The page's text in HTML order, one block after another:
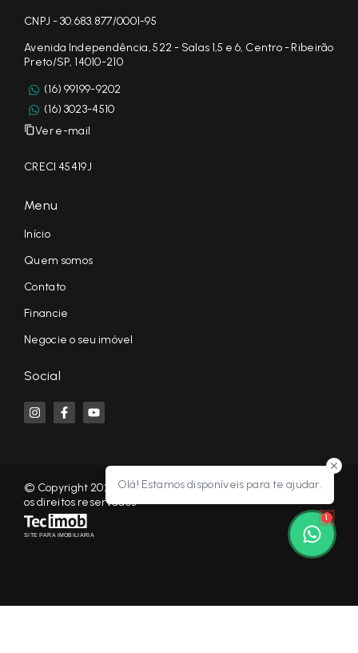
Olá! Estamos disponíveis para te ajudar.
1
CNPJ - 30.683.877/0001-95
Avenida Independência, 522 - Salas 1,5 e 6, Centro - Ribeirão
Preto/SP, 14010-210
(16) 99199-9202
(16) 3023-4510
Ver e-mail
CRECI 45419J
Menu
Início
Quem somos
Contato
Financie
Negocie o seu imóvel
Social
© Copyright 2026 - KF NEGÓCIOS IMOBILIÁRIOS RP - Todos
os direitos reservados
SITE PARA IMOBILIARIA